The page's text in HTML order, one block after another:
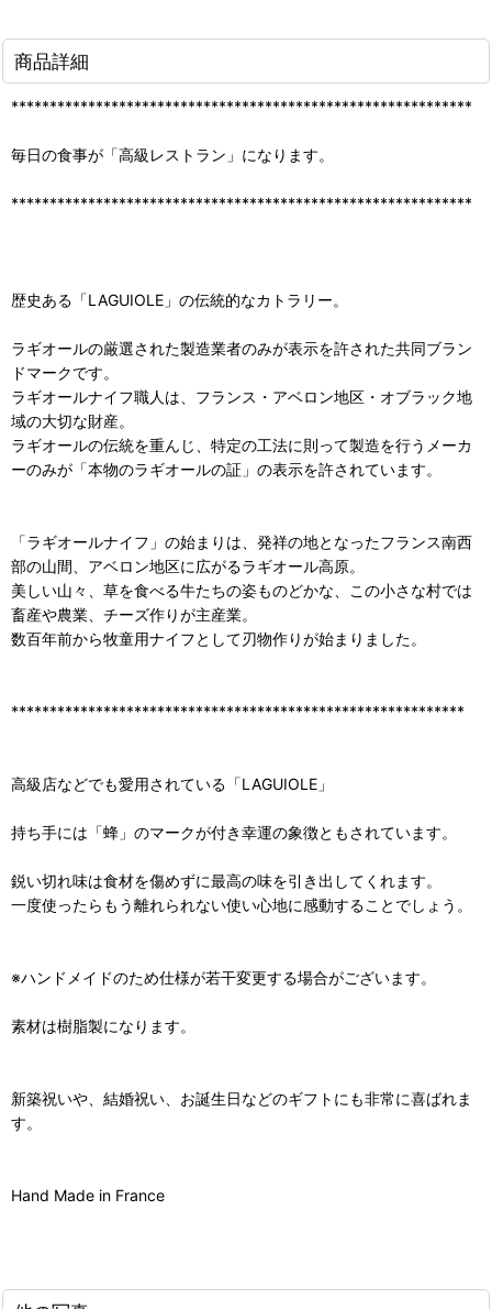
商品詳細
************************************************************
毎日の食事が「高級レストラン」になります。
************************************************************
歴史ある「LAGUIOLE」の伝統的なカトラリー。
ラギオールの厳選された製造業者のみが表示を許された共同ブラン
ドマークです。
ラギオールナイフ職人は、フランス・アベロン地区・オブラック地
域の大切な財産。
ラギオールの伝統を重んじ、特定の工法に則って製造を行うメーカ
ーのみが「本物のラギオールの証」の表示を許されています。
「ラギオールナイフ」の始まりは、発祥の地となったフランス南西
部の山間、アベロン地区に広がるラギオール高原。
美しい山々、草を食べる牛たちの姿ものどかな、この小さな村では
畜産や農業、チーズ作りが主産業。
数百年前から牧童用ナイフとして刃物作りが始まりました。
***********************************************************
高級店などでも愛用されている「LAGUIOLE」
持ち手には「蜂」のマークが付き幸運の象徴ともされています。
鋭い切れ味は食材を傷めずに最高の味を引き出してくれます。
一度使ったらもう離れられない使い心地に感動することでしょう。
※ハンドメイドのため仕様が若干変更する場合がございます。
素材は樹脂製になります。
新築祝いや、結婚祝い、お誕生日などのギフトにも非常に喜ばれま
す。
Hand Made in France